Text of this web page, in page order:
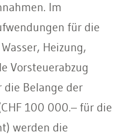
Im
für die
Heizung,
Vorsteuerabzug
die Belange der
100 000.– für die
werden die